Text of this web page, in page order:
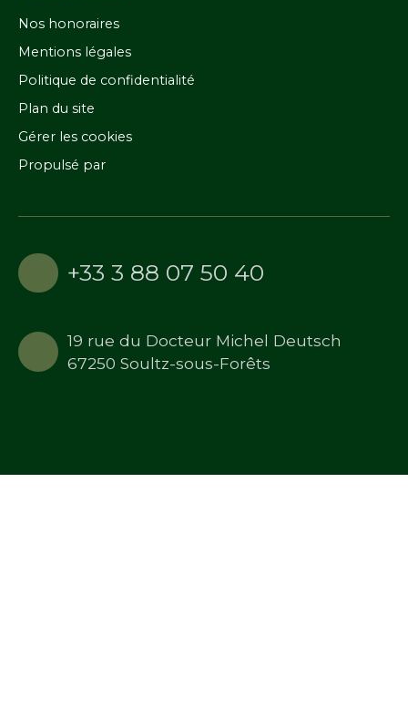
Nos honoraires
Mentions légales
Politique de confidentialité
Plan du site
Gérer les cookies
Propulsé par
+33 3 88 07 50 40
19 rue du Docteur Michel Deutsch
67250 Soultz-sous-Forêts